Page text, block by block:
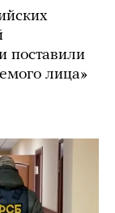
поставили
лица»